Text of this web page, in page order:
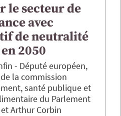
le secteur de
avec
de neutralité
2050
Député européen,
la commission
santé publique et
du Parlement
Arthur Corbin